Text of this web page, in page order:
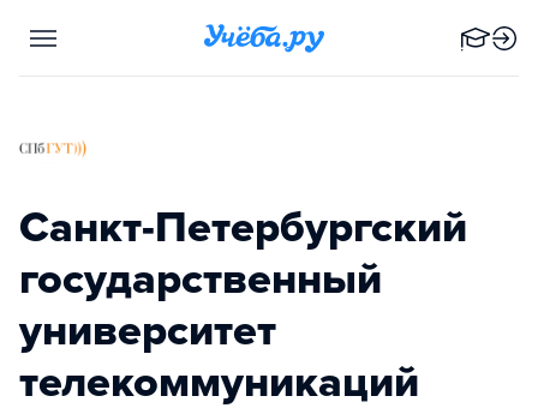
Санкт-Петербургский
государственный
университет
телекоммуникаций